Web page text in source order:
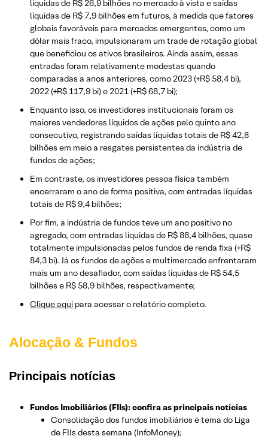
líquidas de R$ 26,9 bilhões no mercado à vista e saídas
líquidas de R$ 7,9 bilhões em futuros, à medida que fatores
globais favoráveis para mercados emergentes, como um
dólar mais fraco, impulsionaram um trade de rotação global
que beneficiou os ativos brasileiros. Ainda assim, essas
entradas foram relativamente modestas quando
comparadas a anos anteriores, como 2023 (+R$ 58,4 bi),
2022 (+R$ 117,9 bi) e 2021 (+R$ 68,7 bi);
Enquanto isso, os investidores institucionais foram os
maiores vendedores líquidos de ações pelo quinto ano
consecutivo, registrando saídas líquidas totais de R$ 42,8
bilhões em meio a resgates persistentes da indústria de
fundos de ações;
Em contraste, os investidores pessoa física também
encerraram o ano de forma positiva, com entradas líquidas
totais de R$ 9,4 bilhões;
Por fim, a indústria de fundos teve um ano positivo no
agregado, com entradas líquidas de R$ 88,4 bilhões, quase
totalmente impulsionadas pelos fundos de renda fixa (+R$
84,3 bi). Já os fundos de ações e multimercado enfrentaram
mais um ano desafiador, com saídas líquidas de R$ 54,5
bilhões e R$ 58,9 bilhões, respectivamente;
Clique aqui para acessar o relatório completo.
Alocação & Fundos
Principais notícias
Fundos Imobiliários (FIIs): confira as principais notícias
Consolidação dos fundos imobiliários é tema do Liga
de FIIs desta semana (InfoMoney);